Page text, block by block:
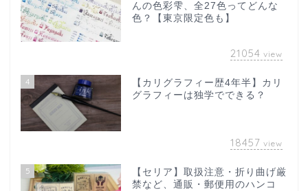
んの色彩雫、全27色ってどんな
色？【東京限定色も】
21054 view
4
【カリグラフィー歴4年半】カリ
グラフィーは独学でできる？
18457 view
5
【セリア】取扱注意・折り曲げ厳
禁など、通販・郵便用のハンコ